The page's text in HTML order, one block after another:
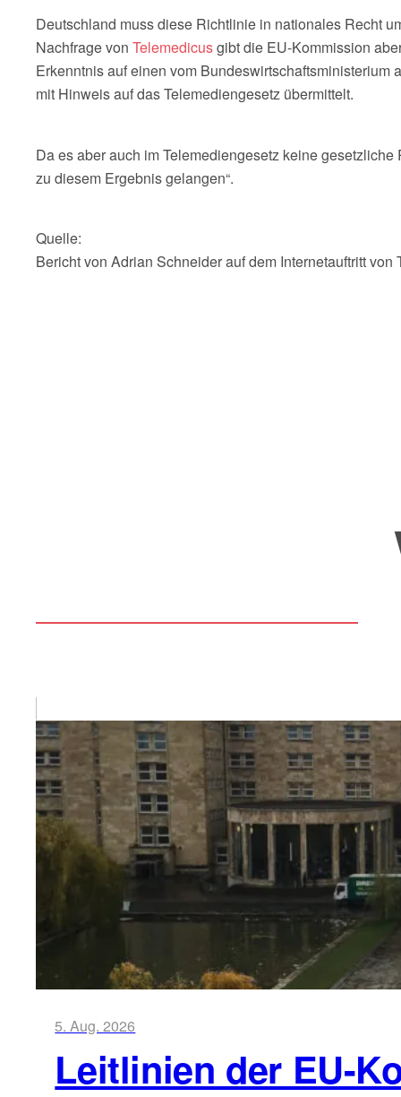
Deutschland muss diese Richtlinie in nationales Recht
Nachfrage von Telemedicusgibt die EU-Kommission
Erkenntnis auf einen vom
mit Hinweis auf das Telemediengesetz übermittelt.
Da es aber auch im Telemediengesetz keine
zu diesem Ergebnis gelangen“.
Quelle:
Bericht von Adrian Schneider auf dem Internetauftritt
5. Aug. 2026
Leitlinien der EU-